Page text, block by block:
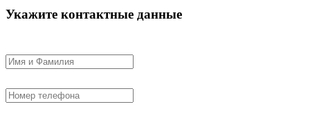
Укажите контактные данные